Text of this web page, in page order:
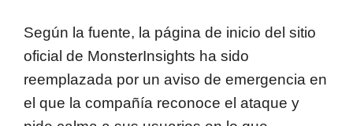
Según la fuente, la página de inicio del sitio
oficial de MonsterInsights ha sido
reemplazada por un aviso de emergencia en
el que la compañía reconoce el ataque y